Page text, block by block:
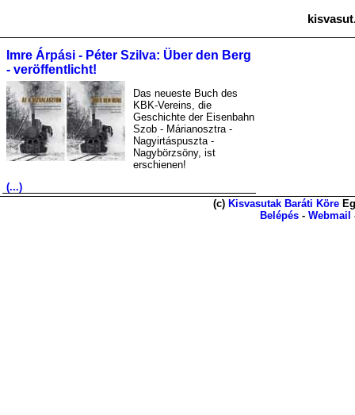
Imre Árpási - Péter Szilva: Über den Berg
- veröffentlicht!
Das neueste Buch des
KBK-Vereins, die
Geschichte der Eisenbahn
Szob - Márianosztra -
Nagyirtáspuszta -
Nagybörzsöny, ist
erschienen!
(...)
(c) Kisvasutak Baráti Köre
Belépés - Webmail